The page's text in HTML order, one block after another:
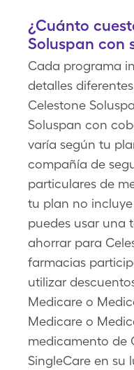
¿Cuánto
Soluspan con
Cada programa
detalles
Celestone
Soluspan con
varía según tu
compañía de
particulares de
tu plan no
puedes usar una
ahorrar para
farmacias
utilizar
Medicare o
Medicare o
medicamento de
SingleCare en su